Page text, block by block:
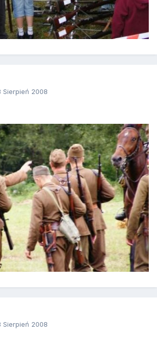
Sierpień 2008
Sierpień 2008